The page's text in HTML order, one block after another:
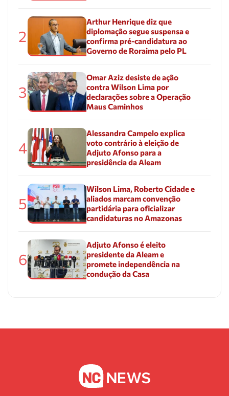
2
Arthur Henrique diz que
diplomação segue suspensa e
confirma pré-candidatura ao
Governo de Roraima pelo PL
3
Omar Aziz desiste de ação
contra Wilson Lima por
declarações sobre a Operação
Maus Caminhos
4
Alessandra Campelo explica
voto contrário à eleição de
Adjuto Afonso para a
presidência da Aleam
5
Wilson Lima, Roberto Cidade e
aliados marcam convenção
partidária para oficializar
candidaturas no Amazonas
6
Adjuto Afonso é eleito
presidente da Aleam e
promete independência na
condução da Casa